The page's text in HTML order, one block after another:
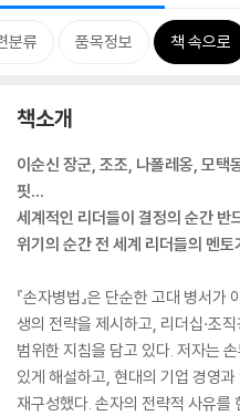
분류 품목정보 책 속으로
책소개
이순신 장군, 조조, 나폴레옹, 모택
핏…
세계적인 리더들이 결정의 순간 반
위기의 순간 전 세계 리더들의 멘
『손자병법』은 단순한 고대 병서
생의 전략을 제시하고, 리더십·조
범위한 지침을 담고 있다. 저자는
있게 해설하고, 현대의 기업 경영
재구성했다. 손자의 전략적 사유를